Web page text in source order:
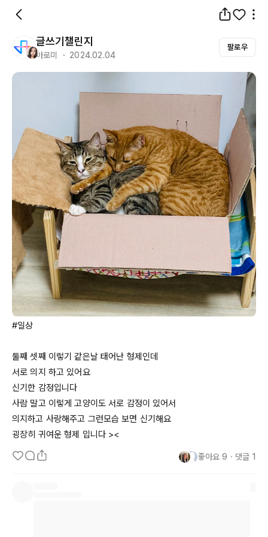
글쓰기챌린지
아로미 ・ 2024.02.04
팔로우
#일상
둘째 셋째 이렇기 같은날 태어난 형제인데
서로 의지 하고 있어요
신기한 감정입니다
사람 말고 이렇게 고양이도 서로 감정이 있어서
의지하고 사랑해주고 그런모습 보면 신기해요
좋아요 9 ・ 댓글 1